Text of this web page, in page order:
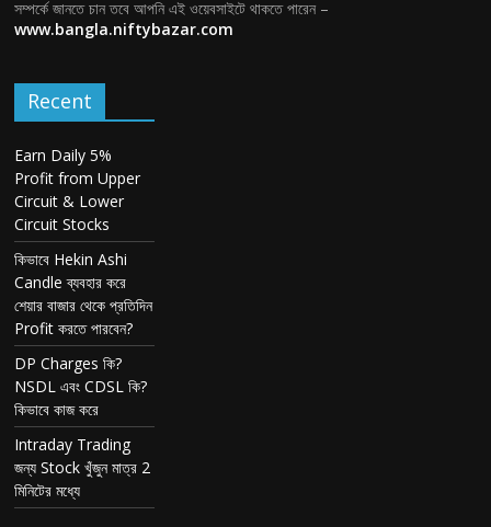
সম্পর্কে জানতে চান তবে আপনি এই ওয়েবসাইটে থাকতে পারেন –
www.bangla.niftybazar.com
Recent
Earn Daily 5%
Profit from Upper
Circuit & Lower
Circuit Stocks
কিভাবে Hekin Ashi
Candle ব্যবহার করে
শেয়ার বাজার থেকে প্রতিদিন
Profit করতে পারবেন?
DP Charges কি?
NSDL এবং CDSL কি?
কিভাবে কাজ করে
Intraday Trading
জন্য Stock খুঁজুন মাত্র 2
মিনিটের মধ্যে